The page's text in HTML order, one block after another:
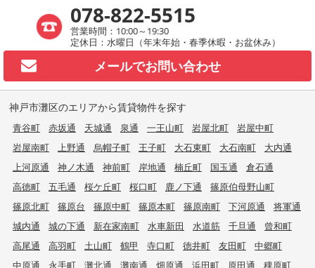
078-822-5515
営業時間：10:00～19:30
定休日：水曜日（年末年始・春季休暇・お盆休み）
メールでお問い合わせ
神戸市灘区のエリアから賃貸物件を探す
青谷町 赤坂通 天城通 泉通 一王山町 岩屋北町
岩屋中町
岩屋南町
上野通 烏帽子町 王子町 大石東町 大石南町
大内通
上河原通
神ノ木通 神前町 岸地通 楠丘町 国玉通
倉石通
高徳町
五毛通 桜ケ丘町 桜口町 鹿ノ下通
篠原伯母野山町
篠原北町
篠原台 篠原中町 篠原本町 篠原南町 下河原通
将軍通
城内通
城の下通 新在家南町 水車新田 水道筋 千旦通
曾和町
高尾通
高羽町 土山町 鶴甲 寺口町 徳井町 友田町
中郷町
中原通
永手町 灘北通 灘南通 畑原通 浜田町 原田通
稗原町